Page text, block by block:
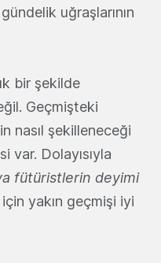
uğraşlarının
bir şekilde
Geçmişteki
nasıl şekilleneceği
var. Dolayısıyla
fütüristlerin deyimi
yakın geçmişi iyi